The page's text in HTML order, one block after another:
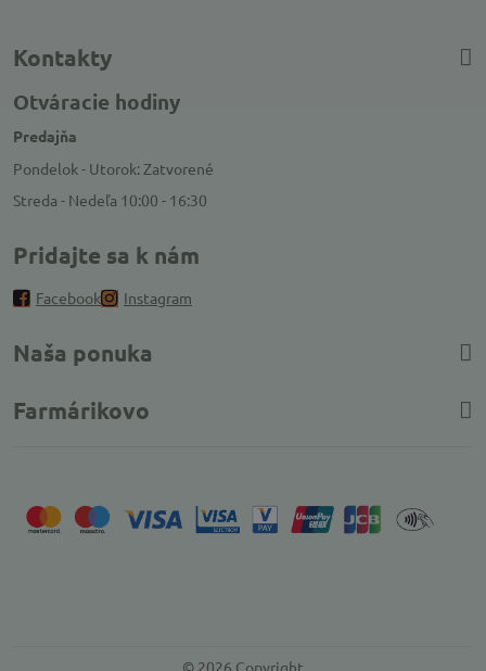
Kontakty
Otváracie hodiny
Predajňa
Pondelok - Utorok: Zatvorené
Streda - Nedeľa 10:00 - 16:30
Pridajte sa k nám
Facebook Instagram
Naša ponuka
Farmárikovo
© 2026 Copyright